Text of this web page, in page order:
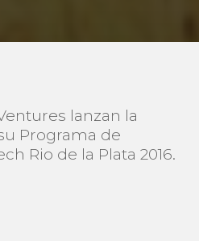
lanzan la
Programa de
Rio de la Plata 2016.